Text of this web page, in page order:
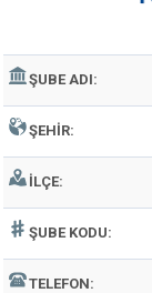
ŞUBE ADI:
ŞEHIR:
İLÇE:
ŞUBE KODU:
TELEFON: